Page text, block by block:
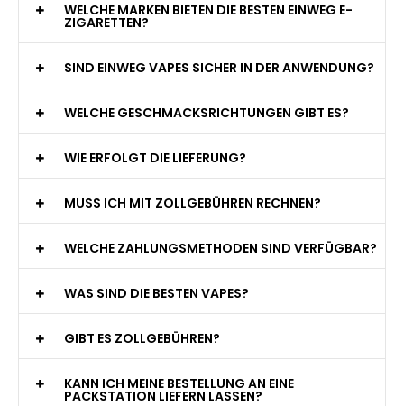
WELCHE MARKEN BIETEN DIE BESTEN EINWEG E-
ZIGARETTEN?
SIND EINWEG VAPES SICHER IN DER ANWENDUNG?
WELCHE GESCHMACKSRICHTUNGEN GIBT ES?
WIE ERFOLGT DIE LIEFERUNG?
MUSS ICH MIT ZOLLGEBÜHREN RECHNEN?
WELCHE ZAHLUNGSMETHODEN SIND VERFÜGBAR?
WAS SIND DIE BESTEN VAPES?
GIBT ES ZOLLGEBÜHREN?
KANN ICH MEINE BESTELLUNG AN EINE
PACKSTATION LIEFERN LASSEN?